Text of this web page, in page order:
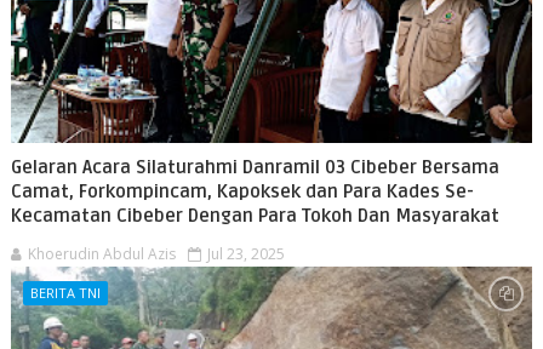
Gelaran Acara Silaturahmi Danramil 03 Cibeber Bersama
Camat, Forkompincam, Kapoksek dan Para Kades Se-
Kecamatan Cibeber Dengan Para Tokoh Dan Masyarakat
Khoerudin Abdul Azis Jul 23, 2025
BERITA TNI